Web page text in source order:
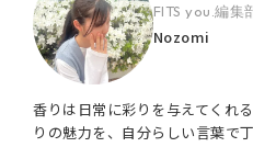
FITS you.編集
Nozomi
香りは日常に彩りを与えてくれ
りの魅力を、自分らしい言葉で